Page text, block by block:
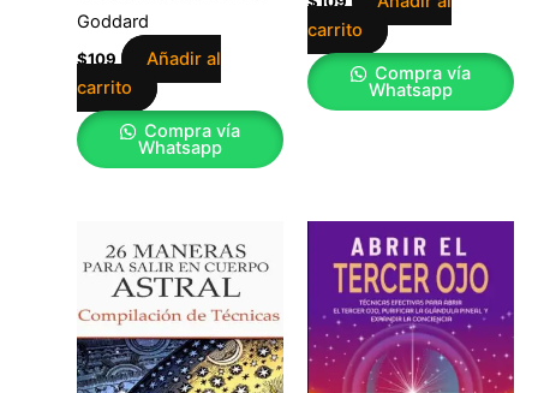
Goddard
$109
Añadir al
carrito
Compra vía
Whatsapp
carrito
Compra vía
Whatsapp